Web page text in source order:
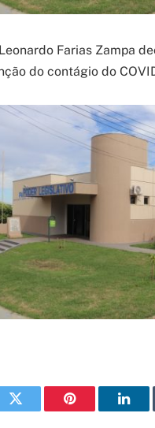
Farias Zampa
do contágio do
Twitter Pinterest